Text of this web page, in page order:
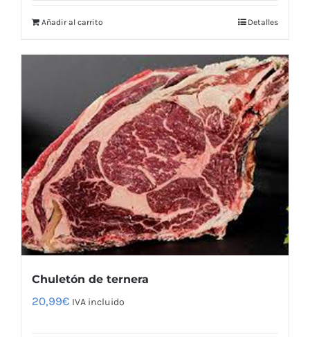
Añadir al carrito Detalles
Chuletón de ternera
20,99€ IVA incluido